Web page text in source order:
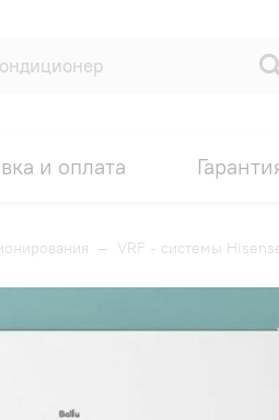
и оплата
— VRF - системы